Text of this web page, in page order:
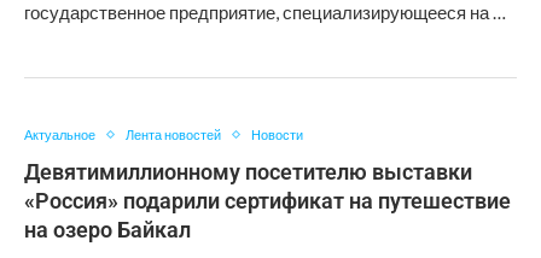
государственное предприятие, специализирующееся на …
Актуальное Лента новостей Новости
Девятимиллионному посетителю выставки
«Россия» подарили сертификат на путешествие
на озеро Байкал